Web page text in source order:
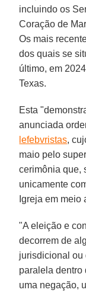
incluindo os
Coração de
Os mais
dos quais se
último, em
Texas.
Esta
anunciada
lefebvristas,
maio pelo
cerimônia que,
unicamente
Igreja em meio
"A eleição e
decorrem de
jurisdicional ou
paralela dentro
uma negação,